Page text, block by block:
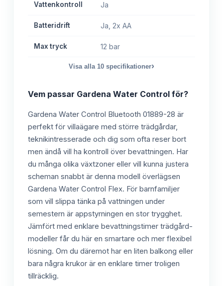
Vattenkontroll Ja
Batteridrift Ja, 2x AA
Max tryck 12 bar
Visa alla 10 specifikationer›
Vem passar Gardena Water Control för?
Gardena Water Control Bluetooth 01889-28 är
perfekt för villaägare med större trädgårdar,
teknikintresserade och dig som ofta reser bort
men ändå vill ha kontroll över bevattningen. Har
du många olika växtzoner eller vill kunna justera
scheman snabbt är denna modell överlägsen
Gardena Water Control Flex. För barnfamiljer
som vill slippa tänka på vattningen under
semestern är appstyrningen en stor trygghet.
Jämfört med enklare bevattningstimer trädgård-
modeller får du här en smartare och mer flexibel
lösning. Om du däremot har en liten balkong eller
bara några krukor är en enklare timer troligen
tillräcklig.